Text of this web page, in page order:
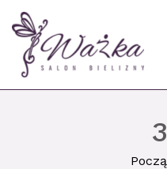
Przejdź
do
treści
Ważka biustonosze